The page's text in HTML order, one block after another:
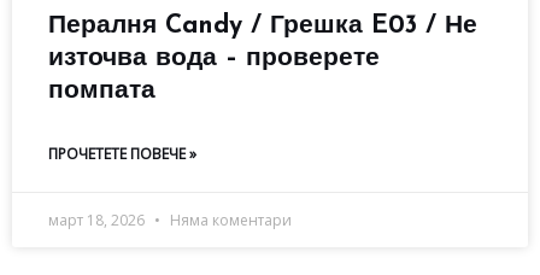
Пералня Candy / Грешка E03 / Не
източва вода – проверете
помпата
ПРОЧЕТЕТЕ ПОВЕЧЕ »
март 18, 2026 Няма коментари